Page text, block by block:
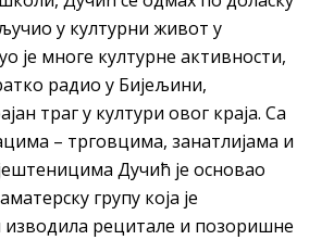
у културни живот у
је многе културне активности,
радио у Бијељини,
траг у култури овог краја. Са
– трговцима, занатлијама и
Дучић је основао
групу која је
рецитале и позоришне